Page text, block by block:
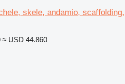
skele, andamio, scaffolding,
≈ USD 44.860